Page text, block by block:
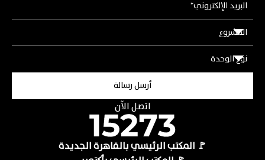
اتصل الآن
🚩 المكتب الرئيسي بالقاهرة الجديدة